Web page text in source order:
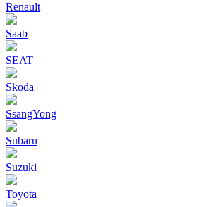
Renault
Saab
SEAT
Skoda
SsangYong
Subaru
Suzuki
Toyota